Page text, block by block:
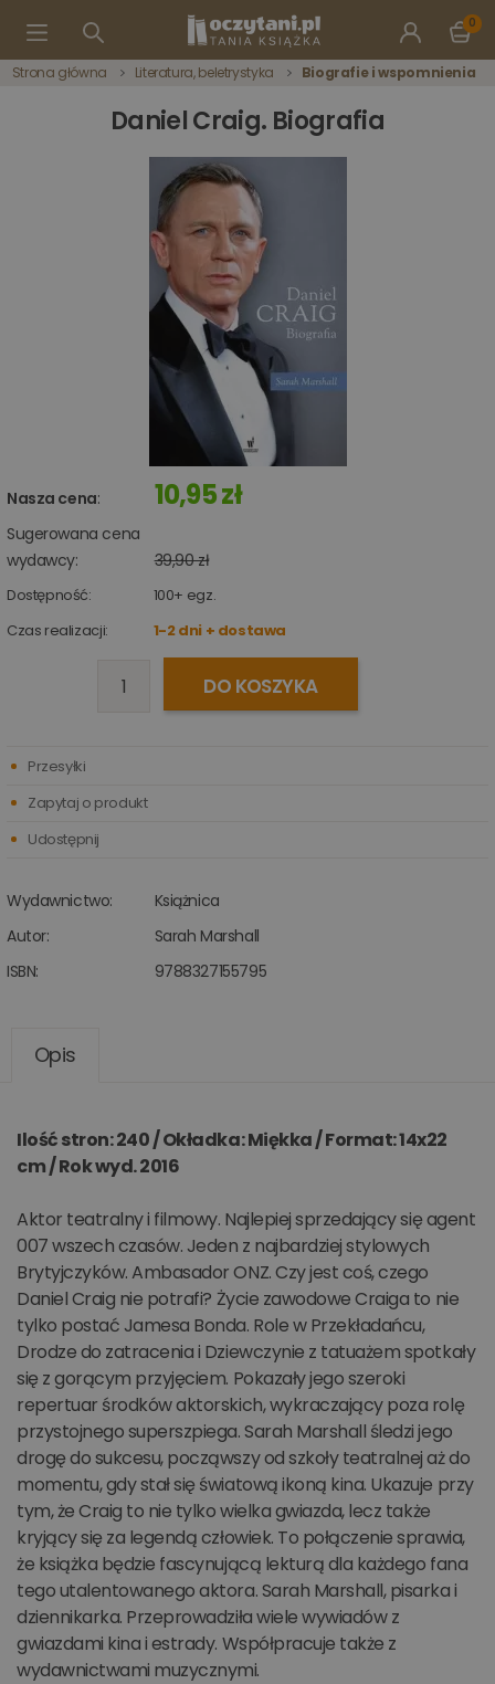
0
Strona główna Literatura, beletrystyka Biografie i wspomnienia
Daniel Craig. Biografia
Nasza cena: 10,95 zł
Sugerowana cena
wydawcy:
39,90 zł
Dostępność: 100+ egz.
Czas realizacji:
1-2 dni + dostawa
DO KOSZYKA
Wydawnictwo:
Książnica
Autor:
Sarah Marshall
ISBN:
9788327155795
Przesyłki
Zapytaj o produkt
Udostępnij
Opis
Ilość stron: 240 / Okładka: Miękka / Format: 14x22
cm / Rok wyd. 2016
Aktor teatralny i filmowy. Najlepiej sprzedający się agent
007 wszech czasów. Jeden z najbardziej stylowych
Brytyjczyków. Ambasador ONZ. Czy jest coś, czego
Daniel Craig nie potrafi? Życie zawodowe Craiga to nie
tylko postać Jamesa Bonda. Role w Przekładańcu,
Drodze do zatracenia i Dziewczynie z tatuażem spotkały
się z gorącym przyjęciem. Pokazały jego szeroki
repertuar środków aktorskich, wykraczający poza rolę
przystojnego superszpiega. Sarah Marshall śledzi jego
drogę do sukcesu, począwszy od szkoły teatralnej aż do
momentu, gdy stał się światową ikoną kina. Ukazuje przy
tym, że Craig to nie tylko wielka gwiazda, lecz także
kryjący się za legendą człowiek. To połączenie sprawia,
że książka będzie fascynującą lekturą dla każdego fana
tego utalentowanego aktora. Sarah Marshall, pisarka i
dziennikarka. Przeprowadziła wiele wywiadów z
gwiazdami kina i estrady. Współpracuje także z
wydawnictwami muzycznymi.